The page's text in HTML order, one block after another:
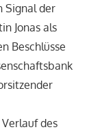
Signal der
Jonas als
Beschlüsse
des